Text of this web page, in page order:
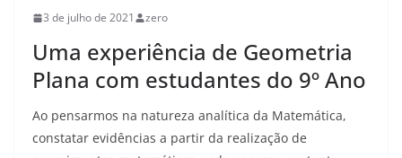
3 de julho de 2021 zero
Uma experiência de Geometria
Plana com estudantes do 9º Ano
Ao pensarmos na natureza analítica da Matemática,
constatar evidências a partir da realização de